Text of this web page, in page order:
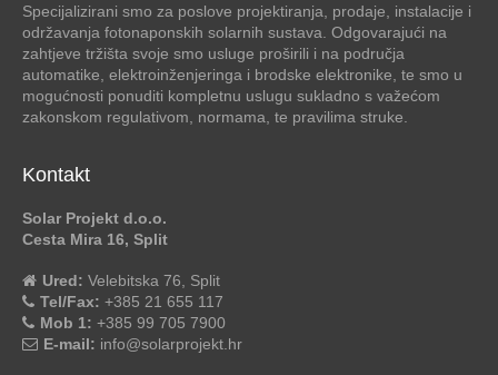
Specijalizirani smo za poslove projektiranja, prodaje, instalacije i
održavanja fotonaponskih solarnih sustava. Odgovarajući na
zahtjeve tržišta svoje smo usluge proširili i na područja
automatike, elektroinženjeringa i brodske elektronike, te smo u
mogućnosti ponuditi kompletnu uslugu sukladno s važećom
zakonskom regulativom, normama, te pravilima struke.
Kontakt
Solar Projekt d.o.o.
Cesta Mira 16, Split
Ured: Velebitska 76, Split
Tel/Fax: +385 21 655 117
Mob 1: +385 99 705 7900
E-mail: info@solarprojekt.hr